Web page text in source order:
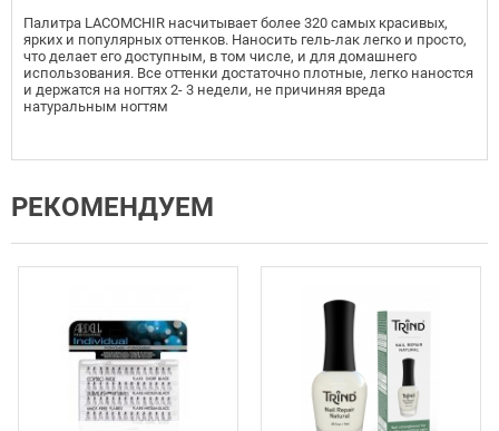
Палитра LACOMCHIR насчитывает более 320 самых красивых,
ярких и популярных оттенков. Наносить гель-лак легко и просто,
что делает его доступным, в том числе, и для домашнего
использования. Все оттенки достаточно плотные, легко наностся
и держатся на ногтях 2- 3 недели, не причиняя вреда
натуральным ногтям
РЕКОМЕНДУЕМ